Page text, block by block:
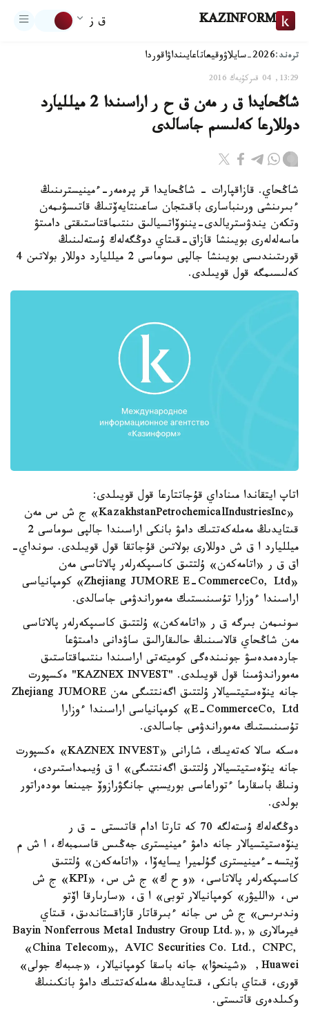
KAZINFORM ق ز
ترەند:2026-سايلاۋ وقيعاتاعايىنداۋاقوردا
13:29, 04 قىركۇيەك 2016
شاڭحايدا ق ر مەن ق ح ر اراسىندا 2 ميلليارد
دوللارعا كەلىسىم جاسالدى
شاڭحاي. قازاقپارات - شاڭحايدا قر پرەمەر-ءمينيسترىنىڭ
ءبىرىنشى ورىنباسارى باقىتجان ساعىنتايەۆتىڭ قاتىسۋىمەن
وتكەن يندۋستريالدى-يننوۆاتسيالىق ىنتىماقتاستىقتى دامىتۋ
ماسەلەلەرى بويىنشا قازاق-قىتاي دوڭگەلەك ۇستەلىنىڭ
قورىتىندىسى بويىنشا جالپى سوماسى 2 ميلليارد دوللار بولاتىن 4
كەلىسىمگە قول قويىلدى.
اتاپ ايتقاندا مىناداي قۇجاتتارعا قول قويىلدى:
«KazakhstanPetrochemicalIndustriesInc» ج ش س مەن
قىتايدىڭ مەملەكەتتىك دامۋ بانكى اراسىندا جالپى سوماسى 2
ميلليارد ا ق ش دوللارى بولاتىن قۇجاتقا قول قويىلدى. سونداي-
اق ق ر «اتامەكەن» ۇلتتىق كاسىپكەرلەر پالاتاسى مەن
«Zhejiang JUMORE E-CommerceCo, Ltd» كومپانياسى
اراسىندا ءوزارا تۇسىنىستىك مەموراندۋمى جاسالدى.
سونىمەن بىرگە ق ر «اتامەكەن» ۇلتتىق كاسىپكەرلەر پالاتاسى
مەن شاڭحاي قالاسىنىڭ حالىقارالىق ساۋدانى دامىتۋعا
جاردەمدەسۋ جونىندەگى كوميتەتى اراسىندا ىنتىماقتاستىق
مەموراندۋمىنا قول قويىلدى. "KAZNEX INVEST" ەكسپورت
جانە ينۆەستيتسيالار ۇلتتىق اگەنتتىگى مەن Zhejiang JUMORE
E-CommerceCo, Ltd» كومپانياسى اراسىندا ءوزارا
تۇسىنىستىك مەموراندۋمى جاسالدى.
ەسكە سالا كەتەيىك، شارانى «KAZNEX INVEST» ەكسپورت
جانە ينۆەستيتسيالار ۇلتتىق اگەنتتىگى» ا ق ۇيىمداستىردى،
ونىڭ باسقارما ءتوراعاسى بوريسبي جانگۋرازوۆ جيىنعا مودەراتور
بولدى.
دوڭگەلەك ۇستەلگە 70 كە تارتا ادام قاتىستى - ق ر
ينۆەستيتسيالار جانە دامۋ ءمينيسترى جەڭىس قاسىمبەك، ا ش م
ۆيتسە-ءمينيسترى گۇلميرا يسايەۆا، «اتامەكەن» ۇلتتىق
كاسىپكەرلەر پالاتاسى، «و ح ك» ج ش س، «KPI» ج ش
س، «الليۋر» كومپانيالار توبى» ا ق، «سارىارقا اۆتو
وندىرىس» ج ش س جانە ءبىرقاتار قازاقستاندىق، قىتاي
فيرمالارى «Bayin Nonferrous Metal Industry Group Ltd.»,
«China Telecom», AVIC Securities Co. Ltd., CNPC,
Huawei, «شينحۋا» جانە باسقا كومپانيالار، «جىبەك جولى»
قورى، قىتاي بانكى، قىتايدىڭ مەملەكەتتىك دامۋ بانكىنىڭ
وكىلدەرى قاتىستى.